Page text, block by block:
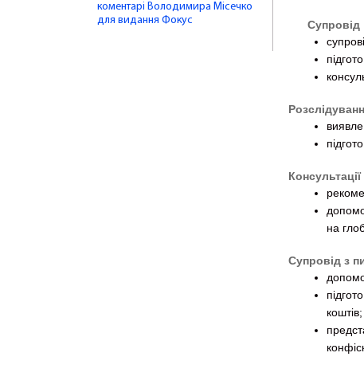
коментарі Володимира Місечко
для видання Фокус
Супровід
на
Супровід з
коштів;